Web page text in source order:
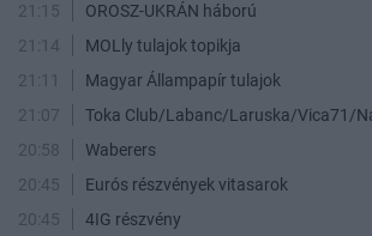
21:15
OROSZ-UKRÁN háború
21:14
MOLly tulajok topikja
21:11
Magyar Állampapír tulajok
21:07
20:58
Waberers
20:45
Eurós részvények vitasarok
20:45
4IG részvény